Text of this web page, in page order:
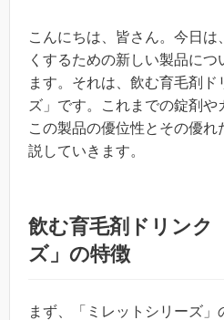
こんにちは、皆さん。今日は
くするための新しい製品に
ます。それは、飲む育毛剤
ズ」です。これまでの錠剤
この製品の優位性とその優
説していきます。
飲む育毛剤ドリンク
ズ」の特徴
まず、「ミレットシリーズ